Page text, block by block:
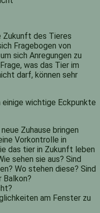
Zukunft des Tieres
Fragebogen von
sich Anregungen zu
was das Tier im
darf, können sehr
wichtige Eckpunkte
Zuhause bringen
Vorkontrolle in
das tier in Zukunft leben
sehen sie aus? Sind
Wo stehen diese? Sind
am Fenster zu